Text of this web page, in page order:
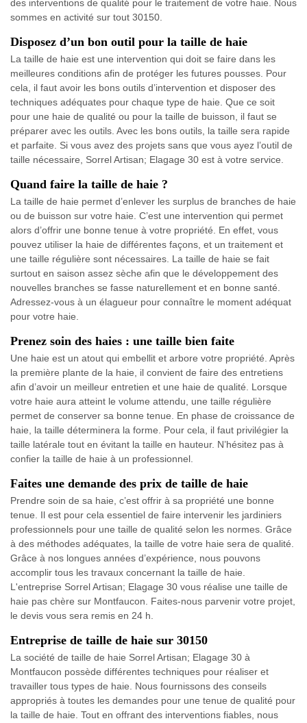
des interventions de qualité pour le traitement de votre haie. Nous
sommes en activité sur tout 30150.
Disposez d’un bon outil pour la taille de haie
La taille de haie est une intervention qui doit se faire dans les
meilleures conditions afin de protéger les futures pousses. Pour
cela, il faut avoir les bons outils d’intervention et disposer des
techniques adéquates pour chaque type de haie. Que ce soit
pour une haie de qualité ou pour la taille de buisson, il faut se
préparer avec les outils. Avec les bons outils, la taille sera rapide
et parfaite. Si vous avez des projets sans que vous ayez l’outil de
taille nécessaire, Sorrel Artisan; Elagage 30 est à votre service.
Quand faire la taille de haie ?
La taille de haie permet d’enlever les surplus de branches de haie
ou de buisson sur votre haie. C’est une intervention qui permet
alors d’offrir une bonne tenue à votre propriété. En effet, vous
pouvez utiliser la haie de différentes façons, et un traitement et
une taille régulière sont nécessaires. La taille de haie se fait
surtout en saison assez sèche afin que le développement des
nouvelles branches se fasse naturellement et en bonne santé.
Adressez-vous à un élagueur pour connaître le moment adéquat
pour votre haie.
Prenez soin des haies : une taille bien faite
Une haie est un atout qui embellit et arbore votre propriété. Après
la première plante de la haie, il convient de faire des entretiens
afin d’avoir un meilleur entretien et une haie de qualité. Lorsque
votre haie aura atteint le volume attendu, une taille régulière
permet de conserver sa bonne tenue. En phase de croissance de
haie, la taille déterminera la forme. Pour cela, il faut privilégier la
taille latérale tout en évitant la taille en hauteur. N’hésitez pas à
confier la taille de haie à un professionnel.
Faites une demande des prix de taille de haie
Prendre soin de sa haie, c’est offrir à sa propriété une bonne
tenue. Il est pour cela essentiel de faire intervenir les jardiniers
professionnels pour une taille de qualité selon les normes. Grâce
à des méthodes adéquates, la taille de votre haie sera de qualité.
Grâce à nos longues années d’expérience, nous pouvons
accomplir tous les travaux concernant la taille de haie.
L'entreprise Sorrel Artisan; Elagage 30 vous réalise une taille de
haie pas chère sur Montfaucon. Faites-nous parvenir votre projet,
le devis vous sera remis en 24 h.
Entreprise de taille de haie sur 30150
La société de taille de haie Sorrel Artisan; Elagage 30 à
Montfaucon possède différentes techniques pour réaliser et
travailler tous types de haie. Nous fournissons des conseils
appropriés à toutes les demandes pour une tenue de qualité pour
la taille de haie. Tout en offrant des interventions fiables, nous